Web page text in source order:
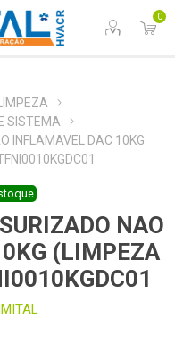
0
SISTEMA
INFLAMAVEL DAC 10KG
NAO
(LIMPEZA